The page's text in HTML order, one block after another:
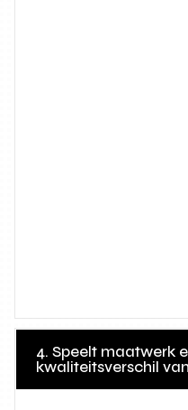
4. Speelt maatwerk
kwaliteitsverschil